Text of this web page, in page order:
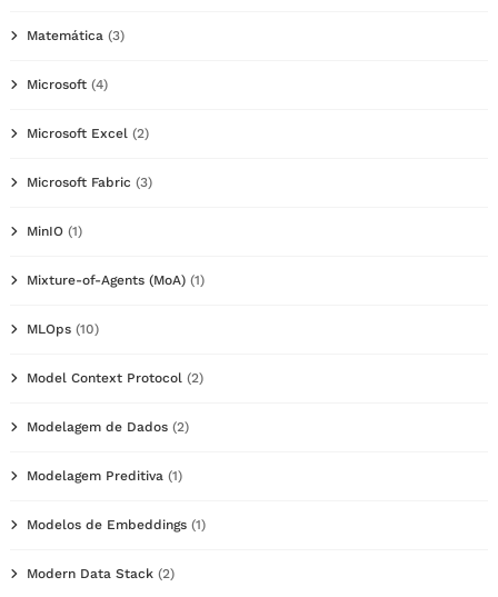
Matemática (3)
Microsoft (4)
Microsoft Excel (2)
Microsoft Fabric (3)
MinIO (1)
Mixture-of-Agents (MoA) (1)
MLOps (10)
Model Context Protocol (2)
Modelagem de Dados (2)
Modelagem Preditiva (1)
Modelos de Embeddings (1)
Modern Data Stack (2)